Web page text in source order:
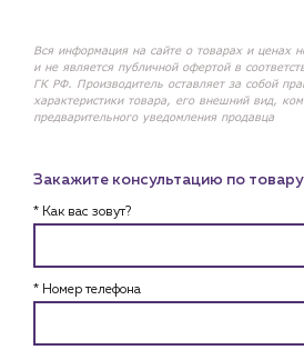
Вся информация на сайте о товарах и ценах
и не является публичной офертой в
ГК РФ. Производитель оставляет за собой
характеристики товара, его внешний вид,
предварительного уведомления продавца
Закажите консультацию по товару
* Как вас зовут?
* Номер телефона